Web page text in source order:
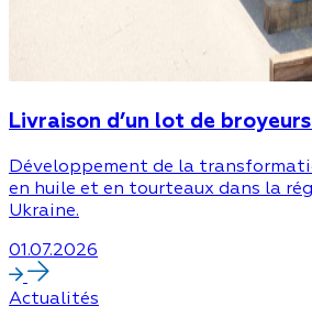
Livraison d’un lot de
Développement de la
en huile et en tourteaux dans la
Ukraine.
01.07.2026
Actualités